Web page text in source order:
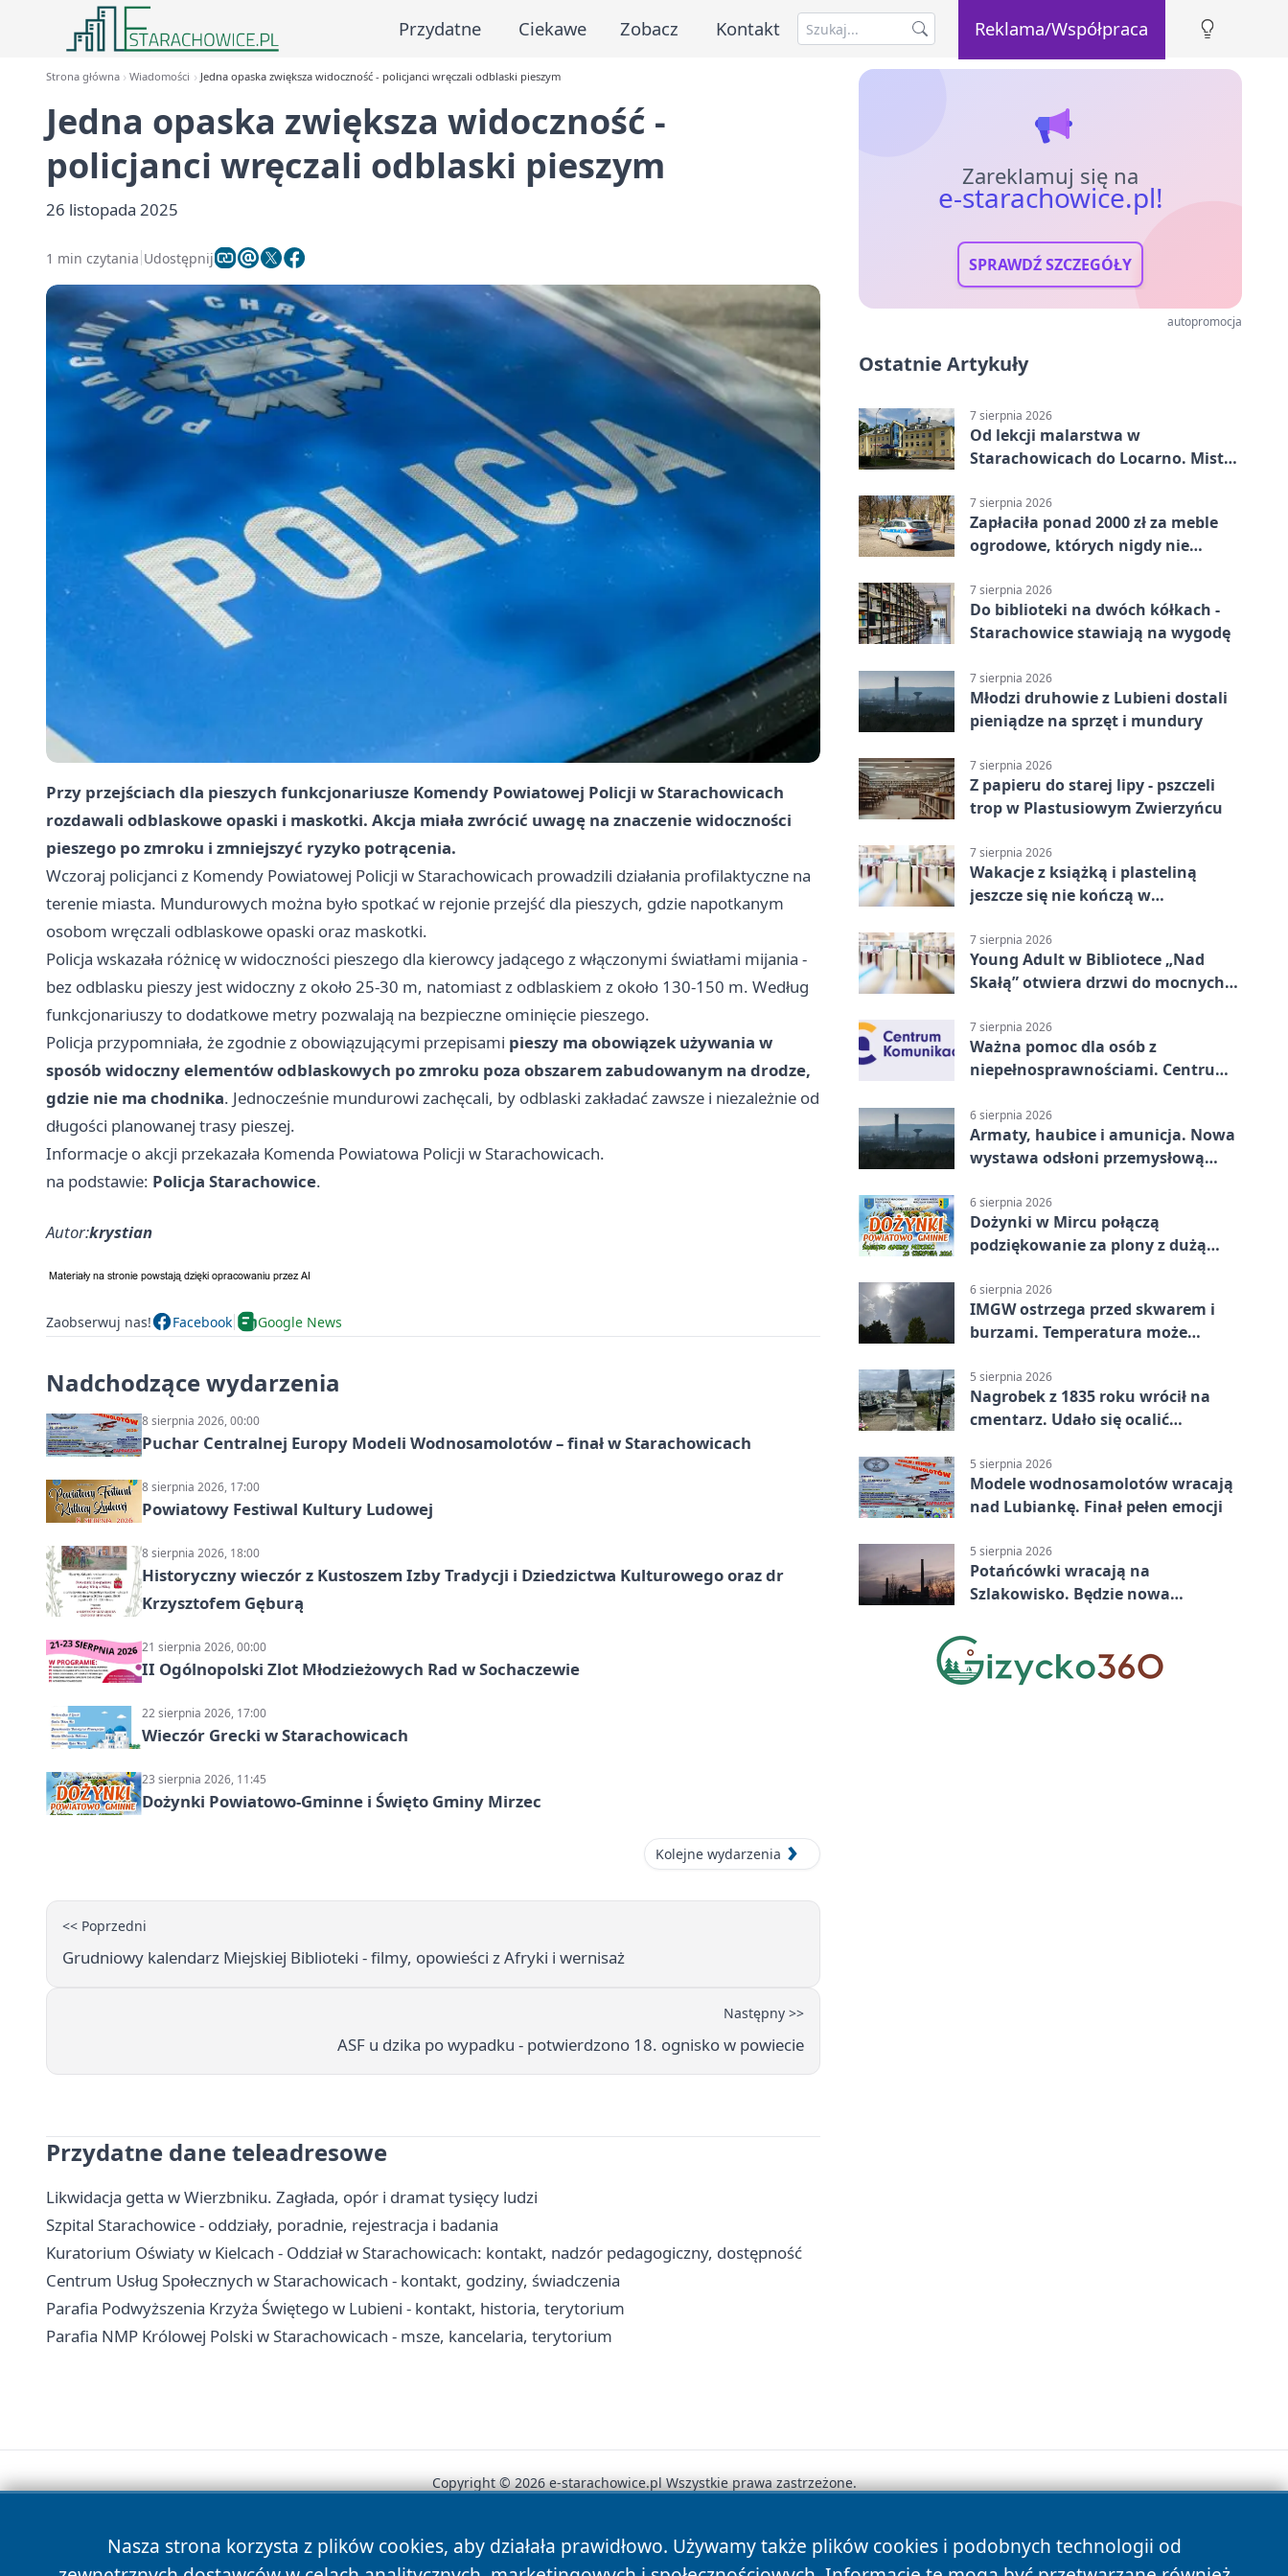
Przydatne Ciekawe Zobacz Kontakt Reklama/Współpraca
Strona główna Wiadomości Jedna opaska zwiększa widoczność - policjanci wręczali odblaski pieszym
Jedna opaska zwiększa widoczność -
policjanci wręczali odblaski pieszym
26 listopada 2025
1 min czytania Udostępnij
Przy przejściach dla pieszych funkcjonariusze Komendy Powiatowej Policji w Starachowicach
rozdawali odblaskowe opaski i maskotki. Akcja miała zwrócić uwagę na znaczenie widoczności
pieszego po zmroku i zmniejszyć ryzyko potrącenia.
Wczoraj policjanci z Komendy Powiatowej Policji w Starachowicach prowadzili działania profilaktyczne na
terenie miasta. Mundurowych można było spotkać w rejonie przejść dla pieszych, gdzie napotkanym
osobom wręczali odblaskowe opaski oraz maskotki.
Policja wskazała różnicę w widoczności pieszego dla kierowcy jadącego z włączonymi światłami mijania -
bez odblasku pieszy jest widoczny z około 25-30 m, natomiast z odblaskiem z około 130-150 m. Według
funkcjonariuszy to dodatkowe metry pozwalają na bezpieczne ominięcie pieszego.
Policja przypomniała, że zgodnie z obowiązującymi przepisami pieszy ma obowiązek używania w
sposób widoczny elementów odblaskowych po zmroku poza obszarem zabudowanym na drodze,
gdzie nie ma chodnika. Jednocześnie mundurowi zachęcali, by odblaski zakładać zawsze i niezależnie od
długości planowanej trasy pieszej.
Informacje o akcji przekazała Komenda Powiatowa Policji w Starachowicach.
na podstawie: Policja Starachowice.
Autor:krystian
Zaobserwuj nas! Facebook Google News
Nadchodzące wydarzenia
8 sierpnia 2026, 00:00
Puchar Centralnej Europy Modeli Wodnosamolotów – finał w Starachowicach
8 sierpnia 2026, 17:00
Powiatowy Festiwal Kultury Ludowej
8 sierpnia 2026, 18:00
Historyczny wieczór z Kustoszem Izby Tradycji i Dziedzictwa Kulturowego oraz dr
Krzysztofem Gęburą
21 sierpnia 2026, 00:00
II Ogólnopolski Zlot Młodzieżowych Rad w Sochaczewie
22 sierpnia 2026, 17:00
Wieczór Grecki w Starachowicach
23 sierpnia 2026, 11:45
Dożynki Powiatowo-Gminne i Święto Gminy Mirzec
Kolejne wydarzenia
<< Poprzedni
Grudniowy kalendarz Miejskiej Biblioteki - filmy, opowieści z Afryki i wernisaż
Następny >>
ASF u dzika po wypadku - potwierdzono 18. ognisko w powiecie
Przydatne dane teleadresowe
Likwidacja getta w Wierzbniku. Zagłada, opór i dramat tysięcy ludzi
Szpital Starachowice - oddziały, poradnie, rejestracja i badania
Kuratorium Oświaty w Kielcach - Oddział w Starachowicach: kontakt, nadzór pedagogiczny, dostępność
Centrum Usług Społecznych w Starachowicach - kontakt, godziny, świadczenia
Parafia Podwyższenia Krzyża Świętego w Lubieni - kontakt, historia, terytorium
Parafia NMP Królowej Polski w Starachowicach - msze, kancelaria, terytorium
Zareklamuj się na
e-starachowice.pl!
SPRAWDŹ SZCZEGÓŁY
autopromocja
Ostatnie Artykuły
7 sierpnia 2026
Od lekcji malarstwa w
Starachowicach do Locarno. Mistrz
7 sierpnia 2026
Zapłaciła ponad 2000 zł za meble
ogrodowe, których nigdy nie
7 sierpnia 2026
Do biblioteki na dwóch kółkach -
Starachowice stawiają na wygodę
7 sierpnia 2026
Młodzi druhowie z Lubieni dostali
pieniądze na sprzęt i mundury
7 sierpnia 2026
Z papieru do starej lipy - pszczeli
trop w Plastusiowym Zwierzyńcu
7 sierpnia 2026
Wakacje z książką i plasteliną
jeszcze się nie kończą w
7 sierpnia 2026
Young Adult w Bibliotece „Nad
Skałą” otwiera drzwi do mocnych
7 sierpnia 2026
Ważna pomoc dla osób z
niepełnosprawnościami. Centrum
6 sierpnia 2026
Armaty, haubice i amunicja. Nowa
wystawa odsłoni przemysłową
6 sierpnia 2026
Dożynki w Mircu połączą
podziękowanie za plony z dużą
6 sierpnia 2026
IMGW ostrzega przed skwarem i
burzami. Temperatura może
5 sierpnia 2026
Nagrobek z 1835 roku wrócił na
cmentarz. Udało się ocalić
5 sierpnia 2026
Modele wodnosamolotów wracają
nad Lubiankę. Finał pełen emocji
5 sierpnia 2026
Potańcówki wracają na
Szlakowisko. Będzie nowa
Nasza strona korzysta z plików cookies, aby działała prawidłowo. Używamy także plików cookies i podobnych technologii od
Copyright © 2026 e-starachowice.pl Wszystkie prawa zastrzeżone.
News Autorzy Polityka Prywatności Polityka Cookies